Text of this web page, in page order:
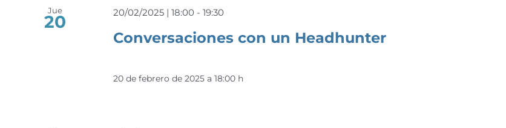
Jue
20
Conversaciones con un Headhunter
20/02/2025 | 18:00 -19:30
20 de febrero de 2025 a 18:00 h